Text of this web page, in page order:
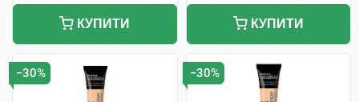
КУПИТИ КУПИТИ
−30% −30%